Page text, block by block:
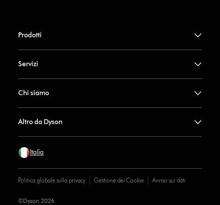
Prodotti
Servizi
Chi siamo
Altro da Dyson
Italia
Politica globale sulla privacy Gestione dei Cookie Avviso sui dati
©Dyson 2026